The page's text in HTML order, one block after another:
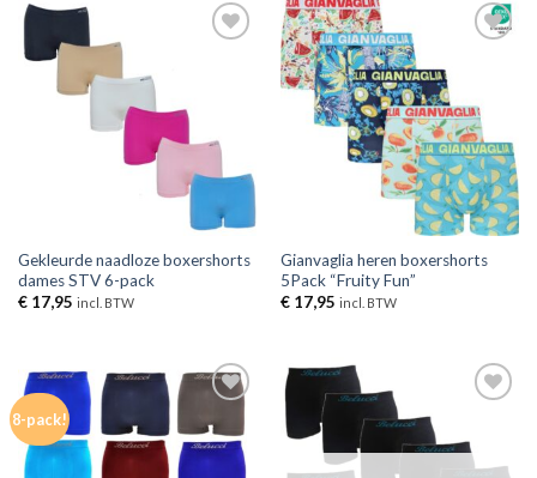
Gekleurde naadloze boxershorts
dames STV 6-pack
€17,95 incl. BTW
verlanglijst
Gianvaglia heren boxershorts
5Pack “Fruity Fun”
€17,95 incl. BTW
8-pack!
aan
verlanglijst
verlanglijst